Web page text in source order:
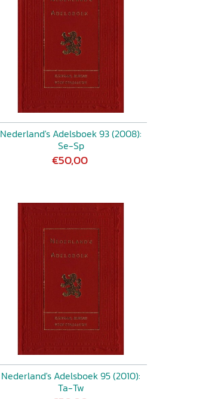
Nederland's Adelsboek 93 (2008):
Se-Sp
€50,00
Nederland's Adelsboek 95 (2010):
Ta-Tw